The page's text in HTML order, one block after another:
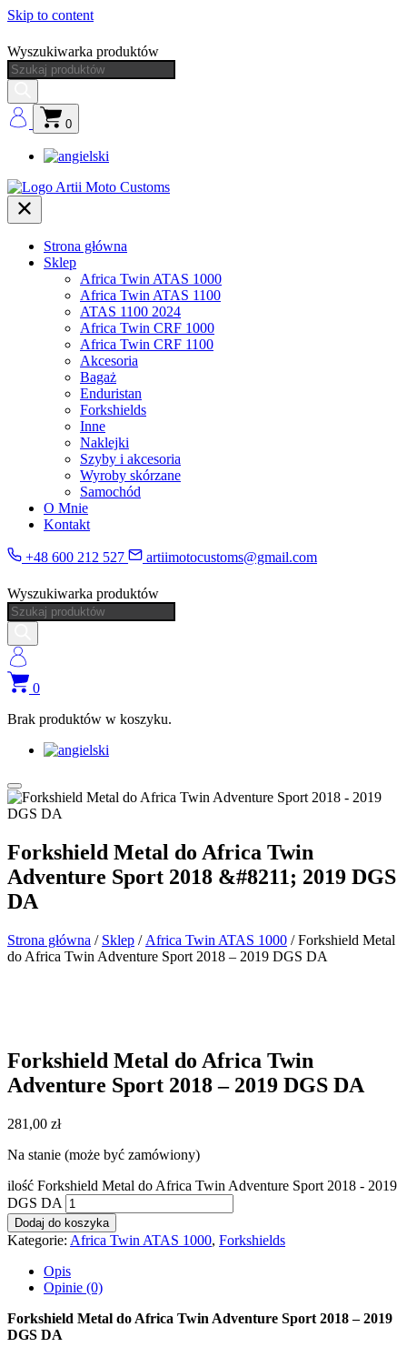
Skip to content
Wyszukiwarka produktów
0
Strona główna
Sklep
Africa Twin ATAS 1000
Africa Twin ATAS 1100
ATAS 1100 2024
Africa Twin CRF 1000
Africa Twin CRF 1100
Akcesoria
Bagaż
Enduristan
Forkshields
Inne
Naklejki
Szyby i akcesoria
Wyroby skórzane
Samochód
O Mnie
Kontakt
+48 600 212 527 artiimotocustoms@gmail.com
Wyszukiwarka produktów
0
Brak produktów w koszyku.
Forkshield Metal do Africa Twin
Adventure Sport 2018 &#8211; 2019 DGS
DA
Strona główna / Sklep / Africa Twin ATAS 1000 / Forkshield Metal
do Africa Twin Adventure Sport 2018 – 2019 DGS DA
Forkshield Metal do Africa Twin
Adventure Sport 2018 – 2019 DGS DA
281,00 zł
Na stanie (może być zamówiony)
ilość Forkshield Metal do Africa Twin Adventure Sport 2018 - 2019
DGS DA
Dodaj do koszyka
Kategorie: Africa Twin ATAS 1000, Forkshields
Opis
Opinie (0)
Forkshield Metal do Africa Twin Adventure Sport 2018 – 2019
DGS DA